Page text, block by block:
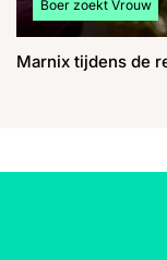
Bekijk meer
Boer zoekt Vrouw
Marnix tijdens de